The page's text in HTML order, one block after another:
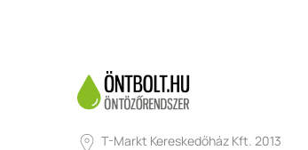
T-Markt Kereskedőház Kft. 2013